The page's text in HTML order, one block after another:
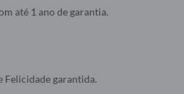
até 1 ano de garantia.
Felicidade garantida.